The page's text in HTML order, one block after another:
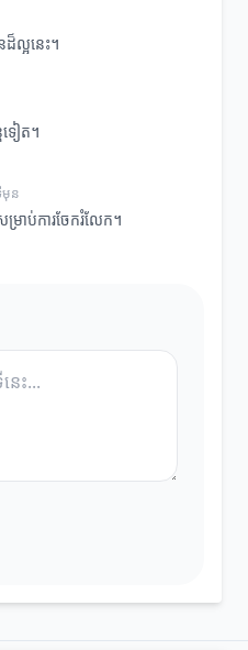
ល្អនេះ។
ទៀត។
មុន
ាប់ការចែករំលែក។